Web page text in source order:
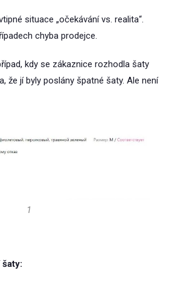
situace „očekávání vs. realita“.
chyba prodejce.
kdy se zákaznice rozhodla šaty
že jí byly poslány špatné šaty. Ale není
1